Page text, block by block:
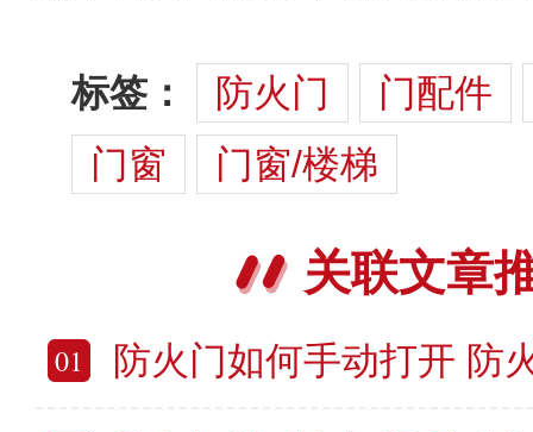
标签： 防火门
门配件
门窗
门窗/楼梯
关联文章
01 防火门如何手动打开 防